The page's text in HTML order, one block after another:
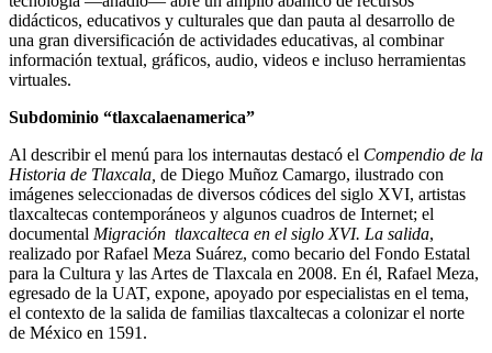
didácticos, educativos y culturales que dan pauta al desarrollo de
una gran diversificación de actividades educativas, al combinar
información textual, gráficos, audio, videos e incluso herramientas
virtuales.
Subdominio “tlaxcalaenamerica”
Al describir el menú para los internautas destacó el Compendio de la
Historia de Tlaxcala, de Diego Muñoz Camargo, ilustrado con
imágenes seleccionadas de diversos códices del siglo XVI, artistas
tlaxcaltecas contemporáneos y algunos cuadros de Internet; el
documental Migración tlaxcalteca en el siglo XVI. La salida,
realizado por Rafael Meza Suárez, como becario del Fondo Estatal
para la Cultura y las Artes de Tlaxcala en 2008. En él, Rafael Meza,
egresado de la UAT, expone, apoyado por especialistas en el tema,
el contexto de la salida de familias tlaxcaltecas a colonizar el norte
de México en 1591.